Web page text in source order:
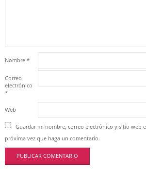
Nombre *
Correo
electrónico
*
Web
Guardar mi nombre, correo electrónico y sitio web
próxima vez que haga un comentario.